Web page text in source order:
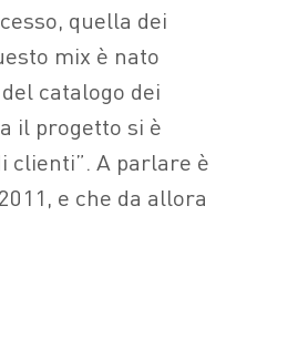
quella dei
mix è nato
catalogo dei
il progetto si è
clienti”. A parlare è
e che da allora